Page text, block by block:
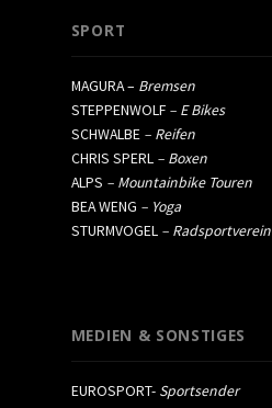
SPORT
MAGURA – Bremsen
STEPPENWOLF– E Bikes
SCHWALBE– Reifen
CHRIS SPERL– Boxen
ALPS – Mountainbike Touren
BEA WENG – Yoga
STURMVOGEL– Radsportverein
MEDIEN & SONSTIGES
EUROSPORT- Sportsender